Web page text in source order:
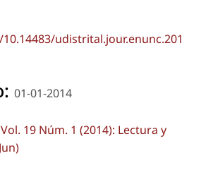
udistrital.jour.enunc.201
01-01-2014
Vol. 19 Núm. 1 (2014): Lectura y